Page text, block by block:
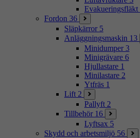
Evakueringsfläkt
Fordon 36
Släpkärror 5
Anläggningsmaskin 13
Minidumper 3
Minigrävare 6
Hjullastare 1
Minilastare 2
Ytfräs 1
Lift 2
Pallyft 2
Tillbehör 16
Lyftsax 5
Skydd och arbetsmiljö 56